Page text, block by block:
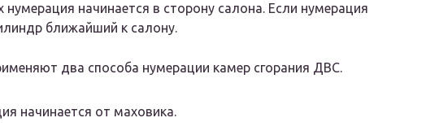
нумерация начинается в сторону салона. Если нумерация
ближайший к салону.
два способа нумерации камер сгорания ДВС.
начинается от маховика.